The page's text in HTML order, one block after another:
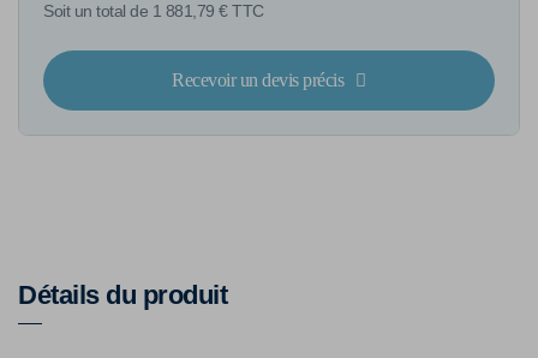
Soit un total de 1 881,79 € TTC
Recevoir un devis précis
Détails du produit